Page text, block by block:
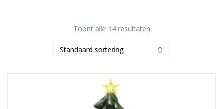
Toont alle 14 resultaten